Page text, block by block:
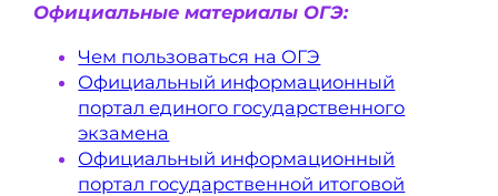
Официальные материалы ОГЭ:
Чем пользоваться на ОГЭ
Официальный информационный
портал единого государственного
экзамена
Официальный информационный
портал государственной итоговой